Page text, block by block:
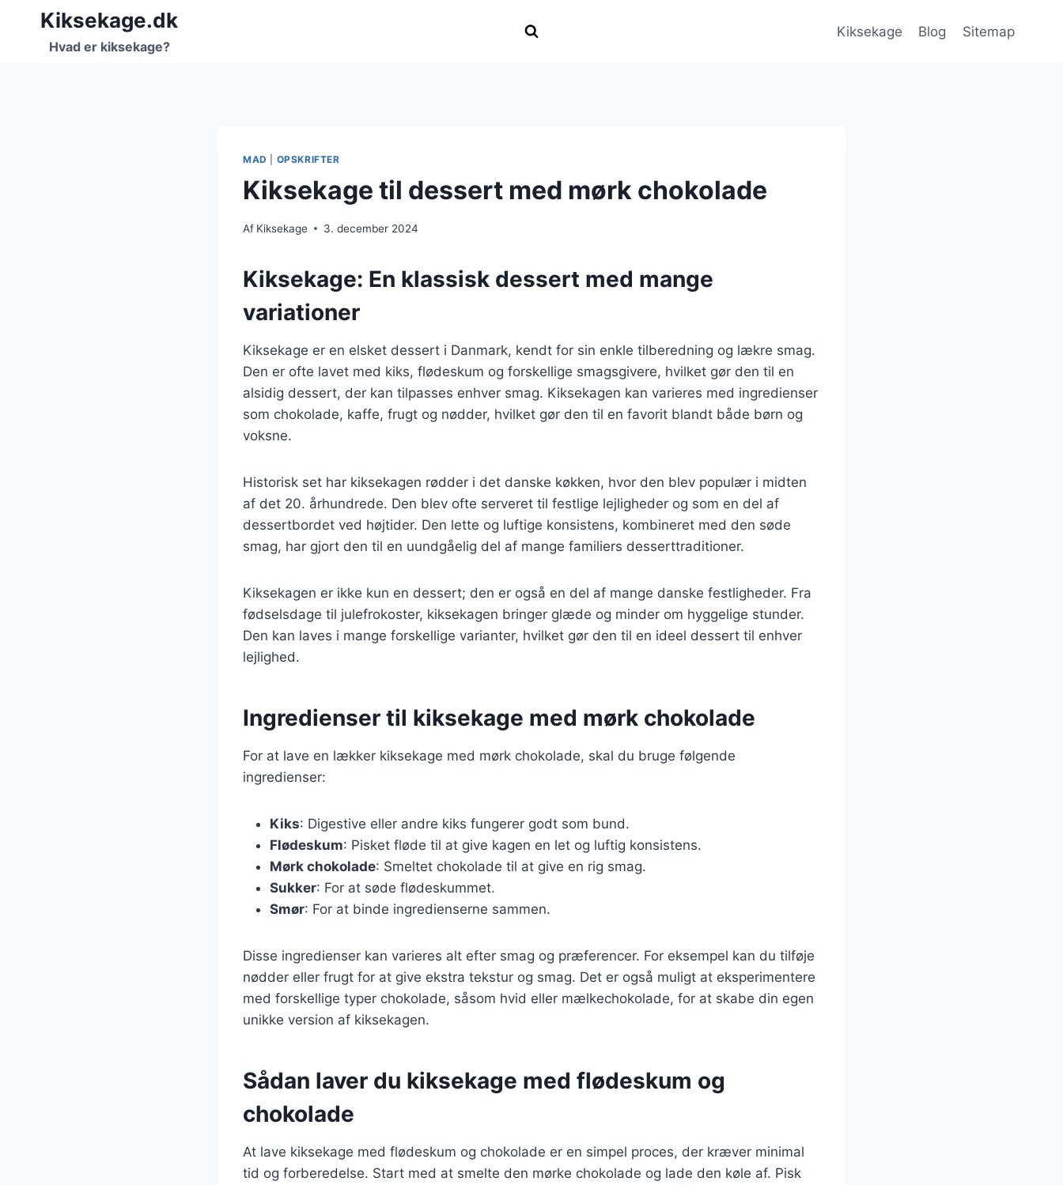
FortsætKiksekage.dk
Hvad er kiksekage?
Kiksekage Blog Sitemap
MAD OPSKRIFTER
Kiksekage til dessert med mørk chokolade
Af Kiksekage 3. december 2024
Kiksekage: En klassisk dessert med mange
variationer
Kiksekage er en elsket dessert i Danmark, kendt for sin enkle tilberedning og lækre smag.
Den er ofte lavet med kiks, flødeskum og forskellige smagsgivere, hvilket gør den til en
alsidig dessert, der kan tilpasses enhver smag. Kiksekagen kan varieres med ingredienser
som chokolade, kaffe, frugt og nødder, hvilket gør den til en favorit blandt både børn og
voksne.
Historisk set har kiksekagen rødder i det danske køkken, hvor den blev populær i midten
af det 20. århundrede. Den blev ofte serveret til festlige lejligheder og som en del af
dessertbordet ved højtider. Den lette og luftige konsistens, kombineret med den søde
smag, har gjort den til en uundgåelig del af mange familiers desserttraditioner.
Kiksekagen er ikke kun en dessert; den er også en del af mange danske festligheder. Fra
fødselsdage til julefrokoster, kiksekagen bringer glæde og minder om hyggelige stunder.
Den kan laves i mange forskellige varianter, hvilket gør den til en ideel dessert til enhver
lejlighed.
Ingredienser til kiksekage med mørk chokolade
For at lave en lækker kiksekage med mørk chokolade, skal du bruge følgende
ingredienser:
Kiks: Digestive eller andre kiks fungerer godt som bund.
Flødeskum: Pisket fløde til at give kagen en let og luftig konsistens.
Mørk chokolade: Smeltet chokolade til at give en rig smag.
Sukker: For at søde flødeskummet.
Smør: For at binde ingredienserne sammen.
Disse ingredienser kan varieres alt efter smag og præferencer. For eksempel kan du tilføje
nødder eller frugt for at give ekstra tekstur og smag. Det er også muligt at eksperimentere
med forskellige typer chokolade, såsom hvid eller mælkechokolade, for at skabe din egen
unikke version af kiksekagen.
Sådan laver du kiksekage med flødeskum og
chokolade
At lave kiksekage med flødeskum og chokolade er en simpel proces, der kræver minimal
tid og forberedelse. Start med at smelte den mørke chokolade og lade den køle af. Pisk